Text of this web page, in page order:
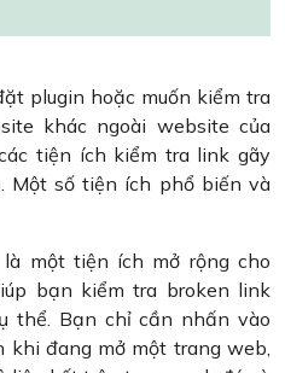
plugin hoặc muốn kiểm tra
khác ngoài website của
tiện ích kiểm tra link gãy
Một số tiện ích phổ biến và
một tiện ích mở rộng cho
bạn kiểm tra broken link
thể. Bạn chỉ cần nhấn vào
khi đang mở một trang web,